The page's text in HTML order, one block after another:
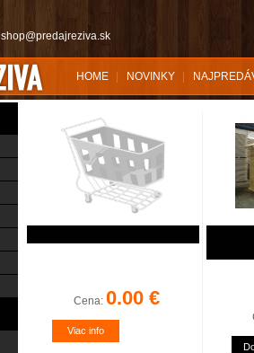
shop@predajreziva.sk
HOME NOVINKY
Cena: 0.00 €
Viac info